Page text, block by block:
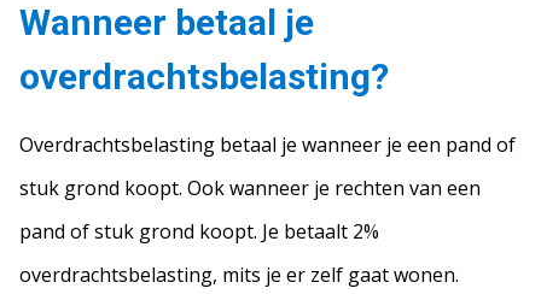
Wanneer betaal je
overdrachtsbelasting?
Overdrachtsbelasting betaal je wanneer je een pand of
stuk grond koopt. Ook wanneer je rechten van een
pand of stuk grond koopt. Je betaalt 2%
overdrachtsbelasting, mits je er zelf gaat wonen.